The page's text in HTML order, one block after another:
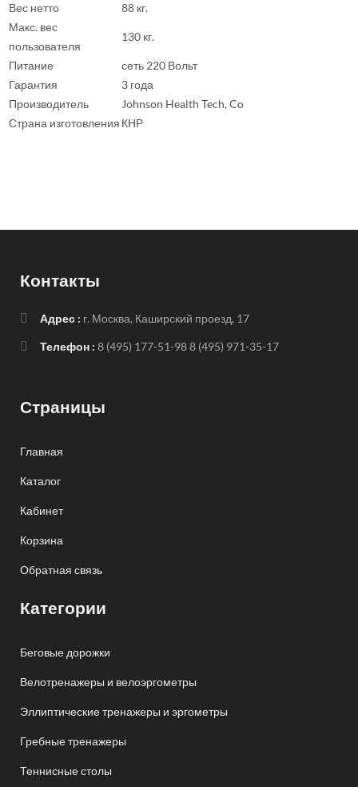
Вес нетто
88 кг.
Макс. вес
пользователя
130 кг.
Питание
сеть 220 Вольт
Гарантия
3 года
Производитель
Johnson Health Tech, Co
Страна изготовления КНР
Контакты
Адрес : г. Москва, Каширский проезд, 17
Телефон : 8 (495) 177-51-988 (495) 971-35-17
Страницы
Главная
Каталог
Кабинет
Корзина
Обратная связь
Категории
Беговые дорожки
Велотренажеры и велоэргометры
Эллиптические тренажеры и эргометры
Гребные тренажеры
Теннисные столы